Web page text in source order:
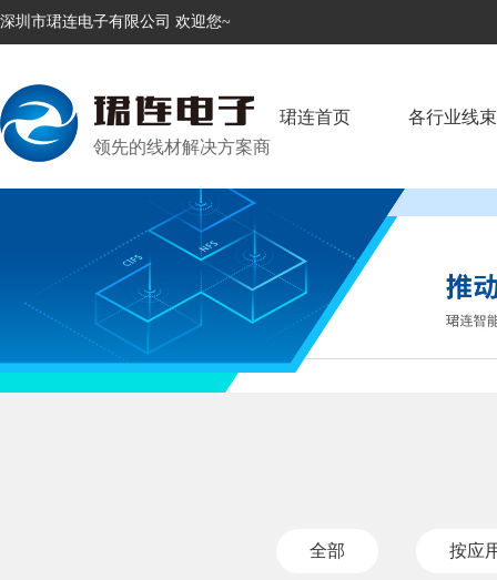
深圳市珺连电子有限公司 欢迎您~
领先的线材解决方案商
珺连首页 各行业线束
全部 按应